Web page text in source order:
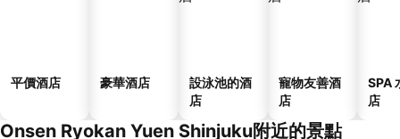
平價酒店 豪華酒店
設泳池的酒
店
寵物友善酒
店
SPA
店
Onsen Ryokan Yuen Shinjuku附近的景點